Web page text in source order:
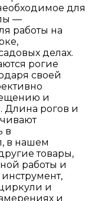
для
—
работы на
делах.
рогие
своей
и
Длина рогов и
в
в нашем
товары,
работы и
и
и